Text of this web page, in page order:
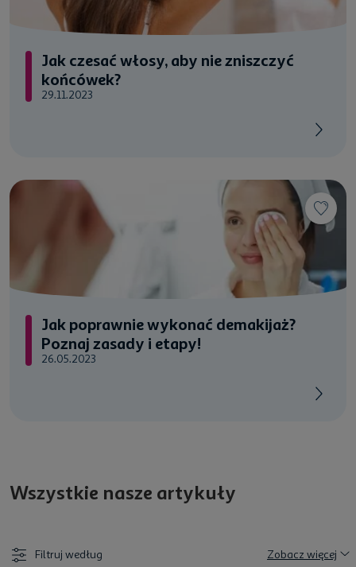
Jak czesać włosy, aby nie zniszczyć
końcówek?
29.11.2023
Jak poprawnie wykonać demakijaż?
Poznaj zasady i etapy!
26.05.2023
Wszystkie nasze artykuły
Filtruj według Zobacz więcej